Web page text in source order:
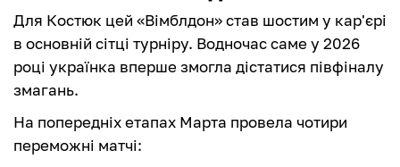
Для Костюк цей «Вімблдон» став шостим у кар'єрі
в основній сітці турніру. Водночас саме у 2026
році українка вперше змогла дістатися півфіналу
змагань.
На попередніх етапах Марта провела чотири
переможні матчі: